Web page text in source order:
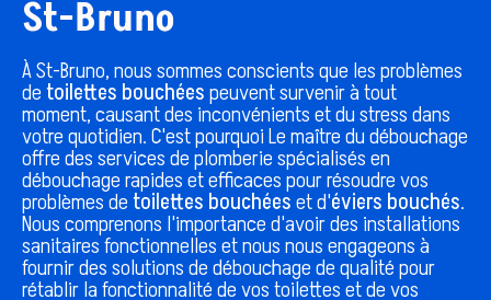
St-Bruno
ÀSt-Bruno, nous sommes conscients que les problèmes
detoilettes bouchéespeuvent survenir à tout
moment, causant des inconvénients et du stress dans
votre quotidien. C'est pourquoi Le maître du débouchage
offre des services de plomberie spécialisés en
débouchage rapides et efficaces pour résoudre vos
problèmes detoilettes bouchéeset d'éviers bouchés.
Nous comprenons l'importance d'avoir des installations
sanitaires fonctionnelles et nous nous engageons à
fournir des solutions de débouchage de qualité pour
rétablir la fonctionnalité de vos toilettes et de vos